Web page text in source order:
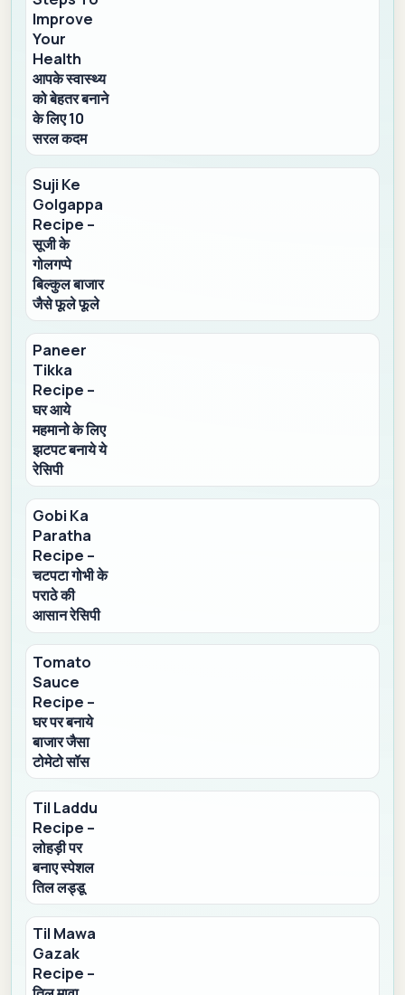
Improve
Your
Health
आपके स्वास्थ्य
को बेहतर बनाने
के लिए 10
सरल कदम
Suji Ke
Golgappa
Recipe –
सूजी के
गोलगप्पे
बिल्कुल बाजार
जैसे फूले फूले
Paneer
Tikka
Recipe –
घर आये
महमानो के लिए
झटपट बनाये ये
रेसिपी
Gobi Ka
Paratha
Recipe –
चटपटा गोभी के
पराठे की
आसान रेसिपी
Tomato
Sauce
Recipe –
घर पर बनाये
बाजार जैसा
टोमेटो सॉस
Til Laddu
Recipe –
लोहड़ी पर
बनाए स्पेशल
तिल लड्डू
Til Mawa
Gazak
Recipe –